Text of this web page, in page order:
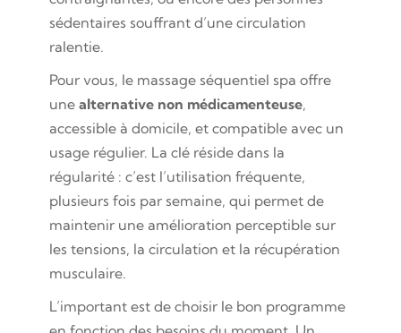
sédentaires souffrant d’une circulation
ralentie.
Pour vous, le massage séquentiel spa offre
une alternative non médicamenteuse,
accessible à domicile, et compatible avec un
usage régulier. La clé réside dans la
régularité : c’est l’utilisation fréquente,
plusieurs fois par semaine, qui permet de
maintenir une amélioration perceptible sur
les tensions, la circulation et la récupération
musculaire.
L’important est de choisir le bon programme